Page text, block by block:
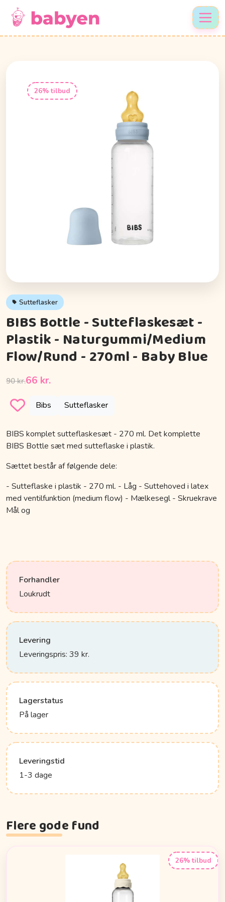
26% tilbud
Sutteflasker
BIBS Bottle - Sutteflaskesæt -
Plastik - Naturgummi/Medium
Flow/Rund - 270ml - Baby Blue
90 kr.66 kr.
Bibs Sutteflasker
BIBS komplet sutteflaskesæt - 270 ml. Det komplette
BIBS Bottle sæt med sutteflaske i plastik.
Sættet består af følgende dele:
- Sutteflaske i plastik - 270 ml. - Låg - Suttehoved i latex
med ventilfunktion (medium flow) - Mælkesegl - Skruekrave
Mål og
Forhandler
Loukrudt
Levering
Leveringspris: 39 kr.
Lagerstatus
På lager
Leveringstid
1-3 dage
Flere gode fund
26% tilbud